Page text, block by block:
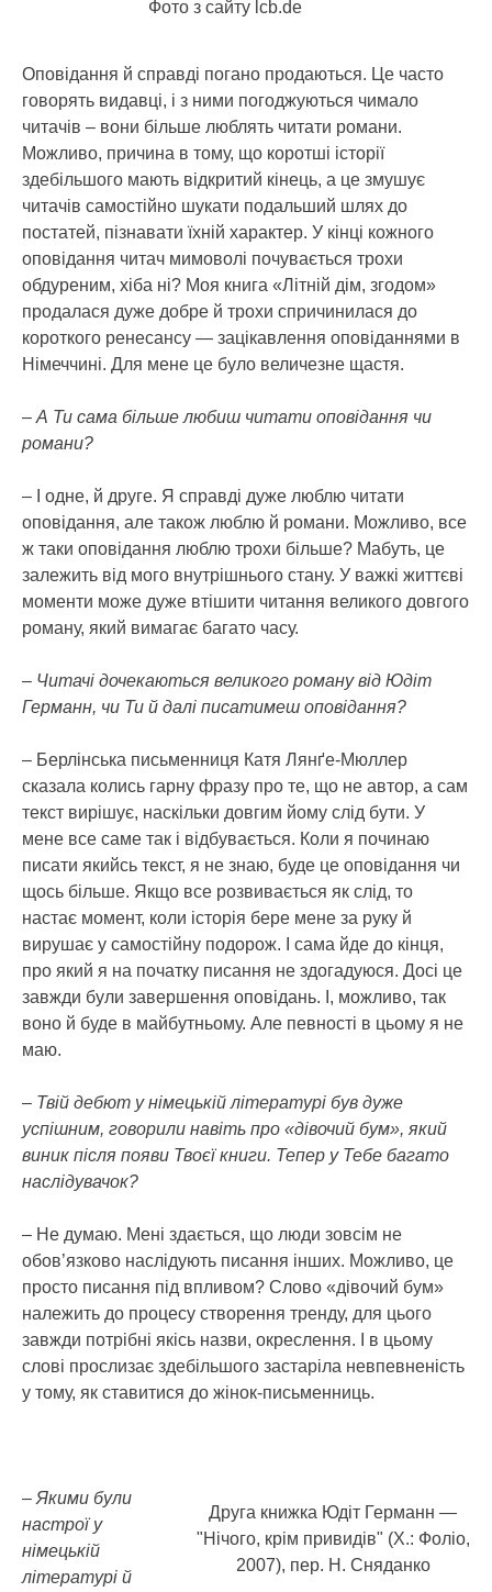
Фото з сайту lcb.de
Оповідання й справді погано продаються. Це часто
говорять видавці, і з ними погоджуються чимало
читачів – вони більше люблять читати романи.
Можливо, причина в тому, що коротші історії
здебільшого мають відкритий кінець, а це змушує
читачів самостійно шукати подальший шлях до
постатей, пізнавати їхній характер. У кінці кожного
оповідання читач мимоволі почувається трохи
обдуреним, хіба ні? Моя книга «Літній дім, згодом»
продалася дуже добре й трохи спричинилася до
короткого ренесансу — зацікавлення оповіданнями в
Німеччині. Для мене це було величезне щастя.
– А Ти сама більше любиш читати оповідання чи
романи?
– І одне, й друге. Я справді дуже люблю читати
оповідання, але також люблю й романи. Можливо, все
ж таки оповідання люблю трохи більше? Мабуть, це
залежить від мого внутрішнього стану. У важкі життєві
моменти може дуже втішити читання великого довгого
роману, який вимагає багато часу.
– Читачі дочекаються великого роману від Юдіт
Германн, чи Ти й далі писатимеш оповідання?
– Берлінська письменниця Катя Лянґе-Мюллер
сказала колись гарну фразу про те, що не автор, а сам
текст вирішує, наскільки довгим йому слід бути. У
мене все саме так і відбувається. Коли я починаю
писати якийсь текст, я не знаю, буде це оповідання чи
щось більше. Якщо все розвивається як слід, то
настає момент, коли історія бере мене за руку й
вирушає у самостійну подорож. І сама йде до кінця,
про який я на початку писання не здогадуюся. Досі це
завжди були завершення оповідань. І, можливо, так
воно й буде в майбутньому. Але певності в цьому я не
маю.
– Твій дебют у німецькій літературі був дуже
успішним, говорили навіть про «дівочий бум», який
виник після появи Твоєї книги. Тепер у Тебе багато
наслідувачок?
– Не думаю. Мені здається, що люди зовсім не
обов’язково наслідують писання інших. Можливо, це
просто писання під впливом? Слово «дівочий бум»
належить до процесу створення тренду, для цього
завжди потрібні якісь назви, окреслення. І в цьому
слові прослизає здебільшого застаріла невпевненість
у тому, як ставитися до жінок-письменниць.
Друга книжка Юдіт Германн —
"Нічого, крім привидів" (Х.: Фоліо,
2007), пер. Н. Сняданко
– Якими були
настрої у
німецькій
літературі й